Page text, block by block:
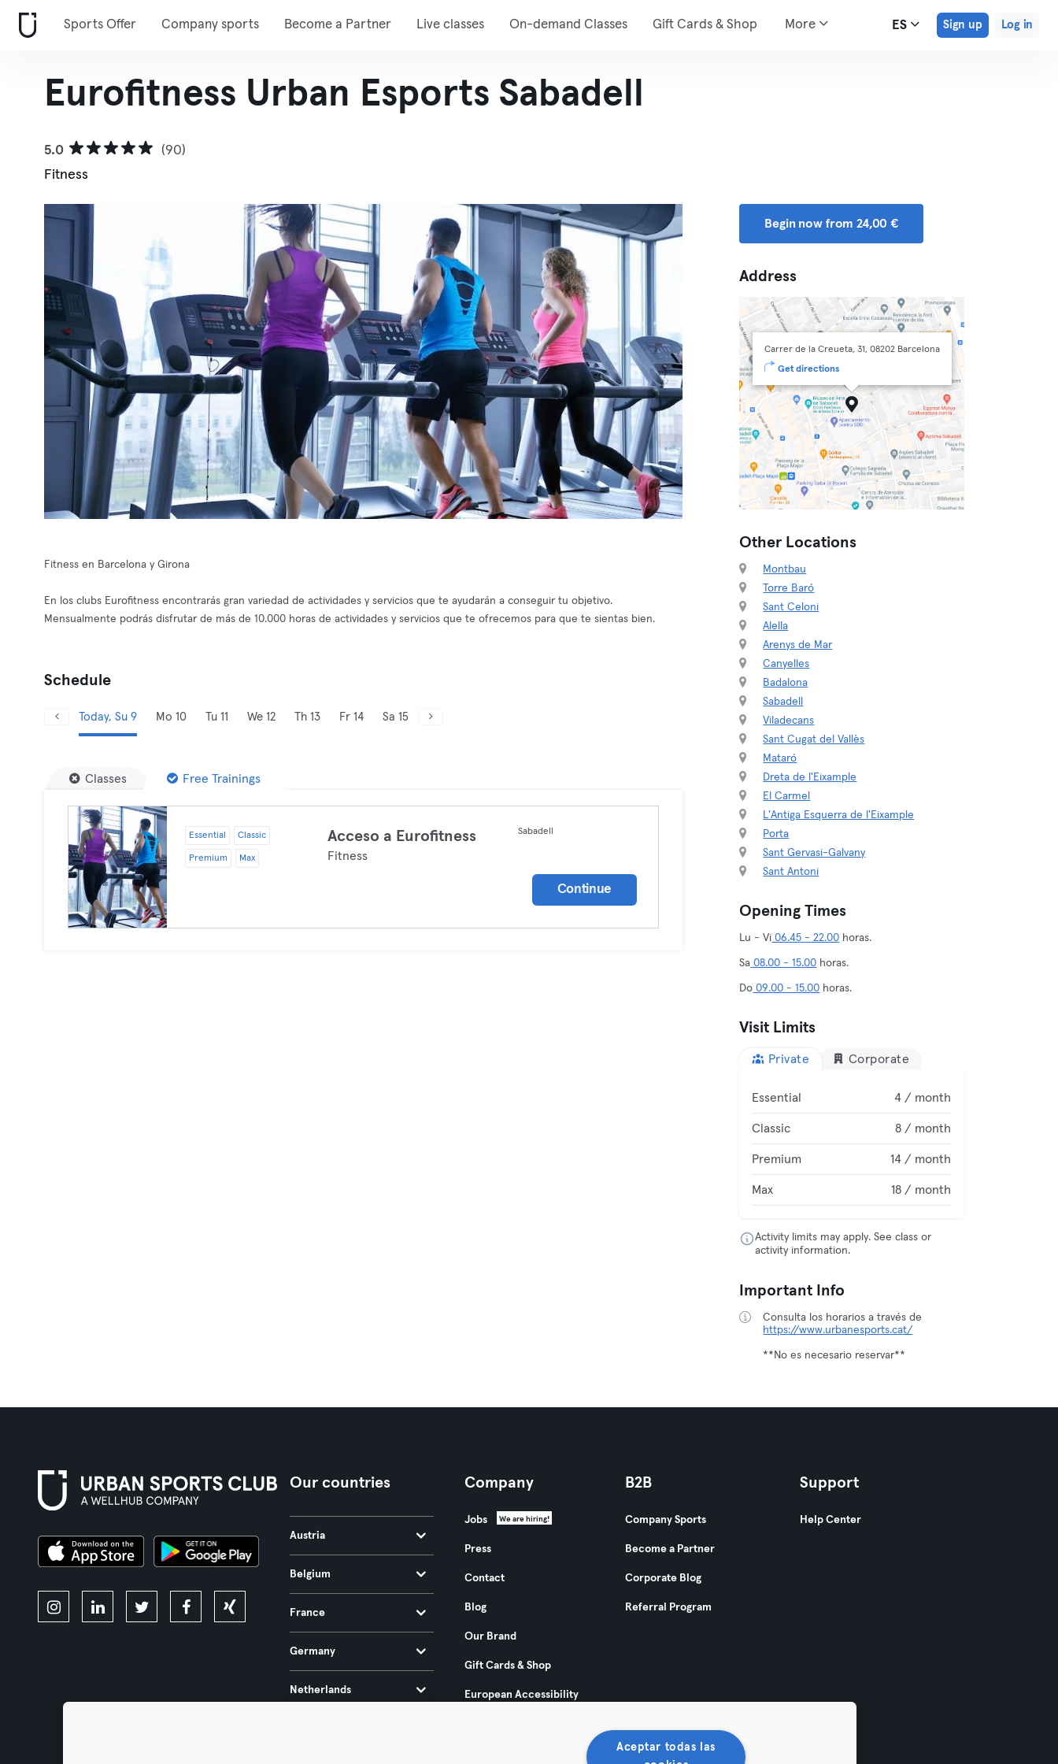
Sports Offer Company sports Become a Partner Live classes On-demand Classes Gift Cards & Shop More ES Sign up Log in
Eurofitness Urban Esports Sabadell
5.0
(90)
Fitness
Fitness en Barcelona y Girona
En los clubs Eurofitness encontrarás gran variedad de actividades y servicios que te ayudarán a conseguir tu objetivo.
Mensualmente podrás disfrutar de más de 10.000 horas de actividades y servicios que te ofrecemos para que te sientas bien.
Schedule
Today, Su 9 Mo 10 Tu 11 We 12 Th 13 Fr 14 Sa 15
Classes Free Trainings
Essential Classic
Premium Max
Acceso a Eurofitness
Fitness
Sabadell
Continue
Begin now from 24,00 €
Address
Carrer de la Creueta, 31, 08202 Barcelona
Get directions
Other Locations
Montbau
Torre Baró
Sant Celoni
Alella
Arenys de Mar
Canyelles
Badalona
Sabadell
Viladecans
Sant Cugat del Vallès
Mataró
Dreta de l'Eixample
El Carmel
L'Antiga Esquerra de l'Eixample
Porta
Sant Gervasi-Galvany
Sant Antoni
Opening Times
Lu - Vi 06.45 - 22.00 horas.
Sa 08.00 - 15.00 horas.
Do 09.00 - 15.00 horas.
Visit Limits
Private Corporate
Essential 4 / month
Classic 8 / month
Premium 14 / month
Max 18 / month
Activity limits may apply. See class or
activity information.
Important Info
Consulta los horarios a través de
https://www.urbanesports.cat/
**No es necesario reservar**
Our countries
Austria
Belgium
France
Germany
Netherlands
Company
Jobs We are hiring!
Press
Contact
Blog
Our Brand
Gift Cards & Shop
European Accessibility
B2B
Company Sports
Become a Partner
Corporate Blog
Referral Program
Support
Help Center
Aceptar todas las